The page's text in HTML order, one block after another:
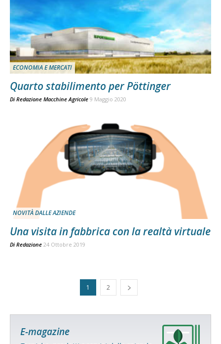
ECONOMIA E MERCATI
Quarto stabilimento per Pöttinger
Di Redazione Macchine Agricole 9 Maggio 2020
NOVITÀ DALLE AZIENDE
Una visita in fabbrica con la realtà virtuale
Di Redazione 24 Ottobre 2019
1 2
E-magazine